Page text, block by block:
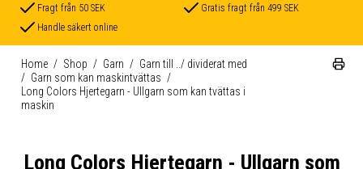
Fragt från 50 SEK
Gratis fragt från 499 SEK
Handle säkert online
Home / Shop / Garn / Garn till ../ dividerat med
/ Garn som kan maskintvättas /
Long Colors Hjertegarn - Ullgarn som kan tvättas i
maskin
Long Colors Hjertegarn - Ullgarn som